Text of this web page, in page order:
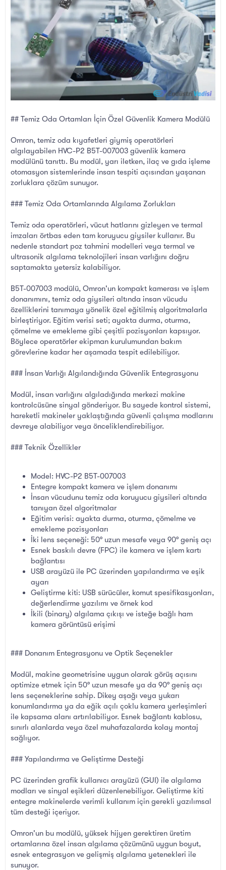
a
i
h
i
## Temiz Oda Ortamları İçin Özel Güvenlik Kamera Modülü
Omron, temiz oda kıyafetleri giymiş operatörleri
algılayabilen HVC-P2 B5T-007003 güvenlik kamera
modülünü tanıttı. Bu modül, yarı iletken, ilaç ve gıda işleme
otomasyon sistemlerinde insan tespiti açısından yaşanan
zorluklara çözüm sunuyor.
### Temiz Oda Ortamlarında Algılama Zorlukları
Temiz oda operatörleri, vücut hatlarını gizleyen ve termal
imzaları örtbas eden tam koruyucu giysiler kullanır. Bu
nedenle standart poz tahmini modelleri veya termal ve
ultrasonik algılama teknolojileri insan varlığını doğru
saptamakta yetersiz kalabiliyor.
B5T-007003 modülü, Omron'un kompakt kamerası ve işlem
donanımını, temiz oda giysileri altında insan vücudu
özelliklerini tanımaya yönelik özel eğitilmiş algoritmalarla
birleştiriyor. Eğitim verisi seti; ayakta durma, oturma,
çömelme ve emekleme gibi çeşitli pozisyonları kapsıyor.
Böylece operatörler ekipman kurulumundan bakım
görevlerine kadar her aşamada tespit edilebiliyor.
### İnsan Varlığı Algılandığında Güvenlik Entegrasyonu
Modül, insan varlığını algıladığında merkezi makine
kontrolcüsüne sinyal gönderiyor. Bu sayede kontrol sistemi,
hareketli makineler yaklaştığında güvenli çalışma modlarını
devreye alabiliyor veya önceliklendirebiliyor.
### Teknik Özellikler
Model: HVC-P2 B5T-007003
Entegre kompakt kamera ve işlem donanımı
İnsan vücudunu temiz oda koruyucu giysileri altında
tanıyan özel algoritmalar
Eğitim verisi: ayakta durma, oturma, çömelme ve
emekleme pozisyonları
İki lens seçeneği: 50° uzun mesafe veya 90° geniş açı
Esnek baskılı devre (FPC) ile kamera ve işlem kartı
bağlantısı
USB arayüzü ile PC üzerinden yapılandırma ve eşik
ayarı
Geliştirme kiti: USB sürücüler, komut spesifikasyonları,
değerlendirme yazılımı ve örnek kod
İkili (binary) algılama çıkışı ve isteğe bağlı ham
kamera görüntüsü erişimi
### Donanım Entegrasyonu ve Optik Seçenekler
Modül, makine geometrisine uygun olarak görüş açısını
optimize etmek için 50° uzun mesafe ya da 90° geniş açı
lens seçeneklerine sahip. Dikey aşağı veya yukarı
konumlandırma ya da eğik açılı çoklu kamera yerleşimleri
ile kapsama alanı artırılabiliyor. Esnek bağlantı kablosu,
sınırlı alanlarda veya özel muhafazalarda kolay montaj
sağlıyor.
### Yapılandırma ve Geliştirme Desteği
PC üzerinden grafik kullanıcı arayüzü (GUI) ile algılama
modları ve sinyal eşikleri düzenlenebiliyor. Geliştirme kiti
entegre makinelerde verimli kullanım için gerekli yazılımsal
tüm desteği içeriyor.
Omron'un bu modülü, yüksek hijyen gerektiren üretim
ortamlarına özel insan algılama çözümünü uygun boyut,
esnek entegrasyon ve gelişmiş algılama yetenekleri ile
sunuyor.